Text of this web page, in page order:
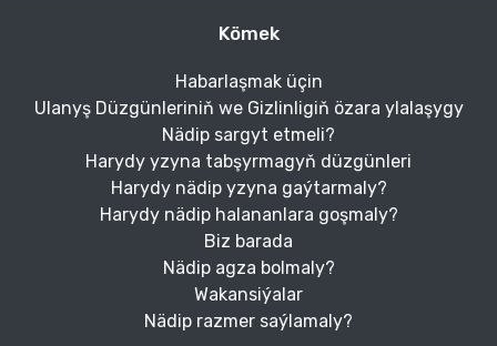
Kömek
Habarlaşmak üçin
Ulanyş Düzgünleriniň we Gizlinligiň özara ylalaşygy
Nädip sargyt etmeli?
Harydy yzyna tabşyrmagyň düzgünleri
Harydy nädip yzyna gaýtarmaly?
Harydy nädip halananlara goşmaly?
Biz barada
Nädip agza bolmaly?
Wakansiýalar
Nädip razmer saýlamaly?